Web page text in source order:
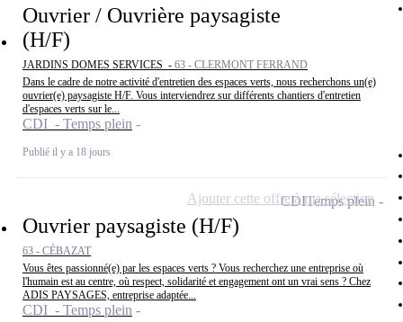
Ouvrier / Ouvrière paysagiste
(H/F)
JARDINS DOMES SERVICES - 63 - CLERMONT FERRAND
Dans le cadre de notre activité d'entretien des espaces verts, nous recherchons un(e)
ouvrier(e) paysagiste H/F. Vous interviendrez sur différents chantiers d'entretien
d'espaces verts sur le...
CDI - Temps plein
Publié il y a 18 jours
Ouvrier paysagiste (H/F)
63 - CÉBAZAT
Vous êtes passionné(e) par les espaces verts ? Vous recherchez une entreprise où
l'humain est au centre, où respect, solidarité et engagement ont un vrai sens ? Chez
ADIS PAYSAGES, entreprise adaptée...
CDI - Temps plein
CDITemps plein
Ajouter cette offre à ma sélection